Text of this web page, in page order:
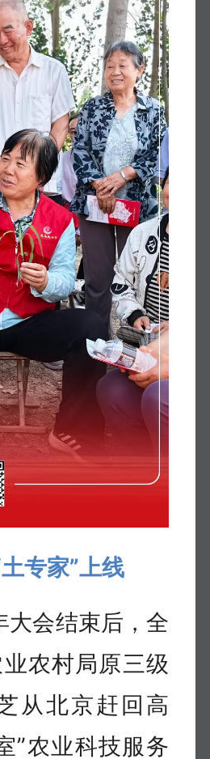
专家”上线
大会结束后，全
农村局原三级
从北京赶回高
”农业科技服务